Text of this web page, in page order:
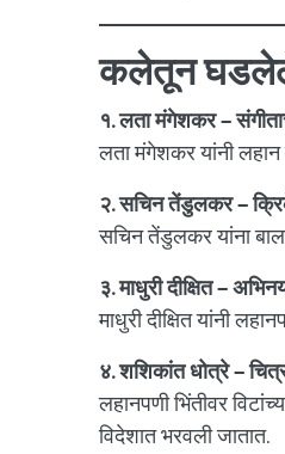
कलेतून घडलेले
१. लता मंगेशकर –
लता मंगेशकर यांनी
२. सचिन तेंडुलकर –
सचिन तेंडुलकर यांना
३. माधुरी दीक्षित –
माधुरी दीक्षित यांनी
४. शशिकांत धोत्रे –
लहानपणी भिंतीवर
विदेशात भरवली जातात.